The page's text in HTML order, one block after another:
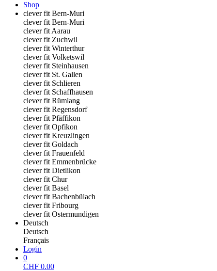
Shop
clever fit Bern-Muri
clever fit Bern-Muri
clever fit Aarau
clever fit Zuchwil
clever fit Winterthur
clever fit Volketswil
clever fit Steinhausen
clever fit St. Gallen
clever fit Schlieren
clever fit Schaffhausen
clever fit Rümlang
clever fit Regensdorf
clever fit Pfäffikon
clever fit Opfikon
clever fit Kreuzlingen
clever fit Goldach
clever fit Frauenfeld
clever fit Emmenbrücke
clever fit Dietlikon
clever fit Chur
clever fit Basel
clever fit Bachenbülach
clever fit Fribourg
clever fit Ostermundigen
Deutsch
Deutsch
Français
Login
0
CHF 0.00